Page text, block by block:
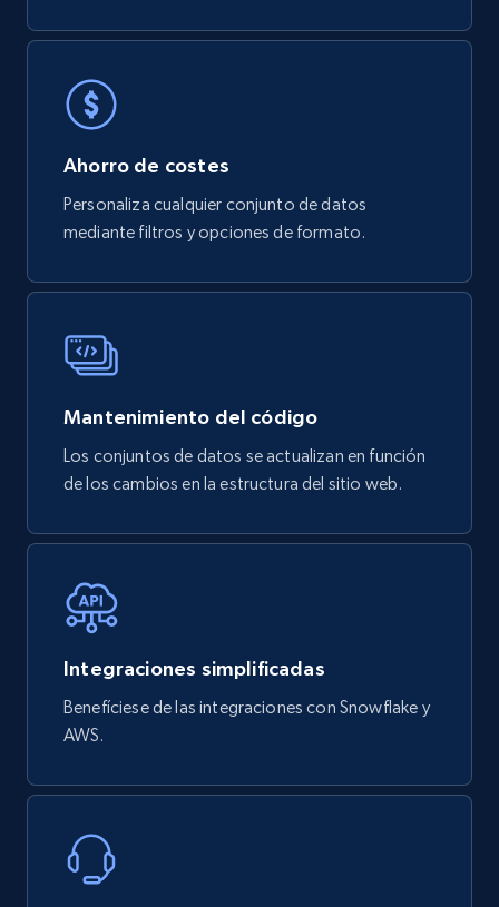
mercadolivre.com.br products
URL, Product id, Title, Breadcrumbs, Category,
Tags, Final price, Original price, and more.
eCommerce
Google Play Store reviews
URL, Review id, Reviewer name, Review date,
Review rating, Review, Found helpful, App url, and
740+
Mouser - Products
part number, Manufacturer, Image, Image high,
eCommerce
Ahorro de costes
Personaliza cualquier conjunto de datos
mediante filtros y opciones de formato.
Mantenimiento del código
Los conjuntos de datos se actualizan en función
de los cambios en la estructura del sitio web.
Integraciones simplificadas
Benefíciese de las integraciones con Snowflake y
AWS.